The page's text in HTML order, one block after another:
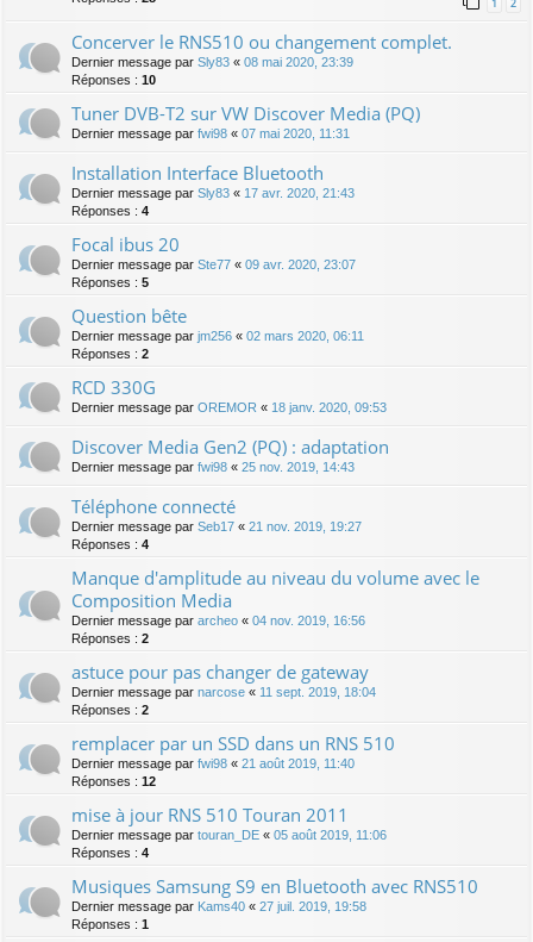
1 2
Concerver le RNS510 ou changement complet.
Dernier message par Sly83 « 08 mai 2020, 23:39
Réponses : 10
Tuner DVB-T2 sur VW Discover Media (PQ)
Dernier message par fwi98 « 07 mai 2020, 11:31
Installation Interface Bluetooth
Dernier message par Sly83 « 17 avr. 2020, 21:43
Réponses : 4
Focal ibus 20
Dernier message par Ste77 « 09 avr. 2020, 23:07
Réponses : 5
Question bête
Dernier message par jm256 « 02 mars 2020, 06:11
Réponses : 2
RCD 330G
Dernier message par OREMOR « 18 janv. 2020, 09:53
Discover Media Gen2 (PQ) : adaptation
Dernier message par fwi98 « 25 nov. 2019, 14:43
Téléphone connecté
Dernier message par Seb17 « 21 nov. 2019, 19:27
Réponses : 4
Manque d'amplitude au niveau du volume avec le
Composition Media
Dernier message par archeo « 04 nov. 2019, 16:56
Réponses : 2
astuce pour pas changer de gateway
Dernier message par narcose « 11 sept. 2019, 18:04
Réponses : 2
remplacer par un SSD dans un RNS 510
Dernier message par fwi98 « 21 août 2019, 11:40
Réponses : 12
mise à jour RNS 510 Touran 2011
Dernier message par touran_DE « 05 août 2019, 11:06
Réponses : 4
Musiques Samsung S9 en Bluetooth avec RNS510
Dernier message par Kams40 « 27 juil. 2019, 19:58
Réponses : 1